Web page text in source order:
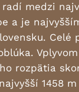
radí medzi
a je
Celé
rozpätia
1458